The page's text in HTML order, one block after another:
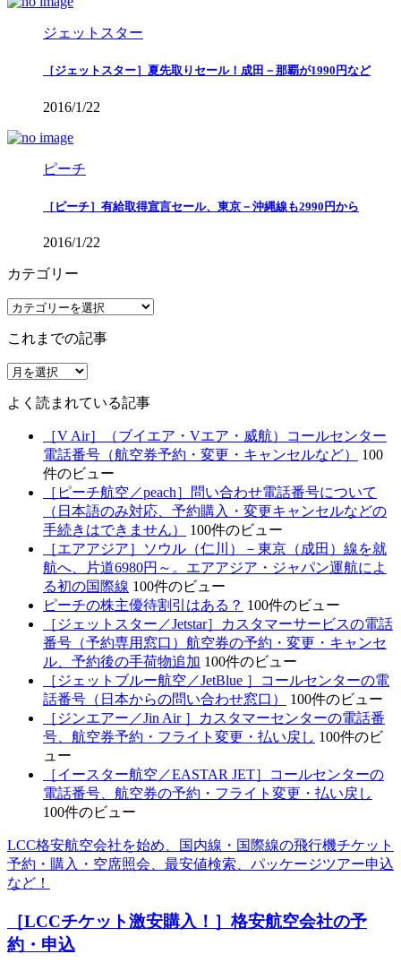
ジェットスター
［ジェットスター］夏先取りセール！成田－那覇が1990円など
2016/1/22
ピーチ
［ピーチ］有給取得宣言セール、東京－沖縄線も2990円から
2016/1/22
カテゴリー
カ
ゴ
リ
ー
これまでの記事
こ
ま
よく読まれている記事
［V Air］（ブイエア・Vエア・威航）コールセンター
電話番号（航空券予約・変更・キャンセルなど）
100
件のビュー
［ピーチ航空／peach］問い合わせ電話番号について
（日本語のみ対応、予約購入・変更キャンセルなどの
手続きはできません）
100件のビュー
［エアアジア］ソウル（仁川）－東京（成田）線を就
航へ、片道6980円～。エアアジア・ジャパン運航によ
る初の国際線 100件のビュー
ピーチの株主優待割引はある？ 100件のビュー
［ジェットスター／Jetstar］カスタマーサービスの電話
番号（予約専用窓口）航空券の予約・変更・キャンセ
ル、予約後の手荷物追加 100件のビュー
［ジェットブルー航空／JetBlue ］コールセンターの電
話番号（日本からの問い合わせ窓口）
100件のビュー
［ジンエアー／Jin Air ］カスタマーセンターの電話番
号、航空券予約・フライト変更・払い戻し 100件のビ
ュー
［イースター航空／EASTAR JET］コールセンターの
電話番号、航空券の予約・フライト変更・払い戻し
100件のビュー
LCC格安航空会社を始め、国内線・国際線の飛行機チケット
予約・購入・空席照会、最安値検索、パッケージツアー申込
など！
［LCCチケット激安購入！］格安航空会社の予
約・申込